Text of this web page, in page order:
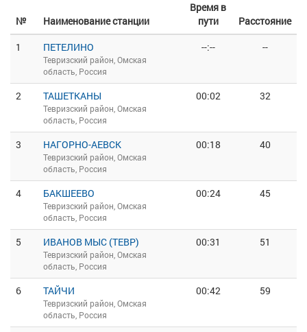
№ Наименование станции
Время в
пути
Расстояние
1
ПЕТЕЛИНО
Тевризский район, Омская
область, Россия
--:-- --
2 ТАШЕТКАНЫ
Тевризский район, Омская
область, Россия
00:02 32
3 НАГОРНО-АЕВСК
Тевризский район, Омская
область, Россия
00:18 40
4 БАКШЕЕВО
Тевризский район, Омская
область, Россия
00:24 45
5 ИВАНОВ МЫС (ТЕВР)
Тевризский район, Омская
область, Россия
00:31 51
6 ТАЙЧИ
Тевризский район, Омская
область, Россия
00:42 59